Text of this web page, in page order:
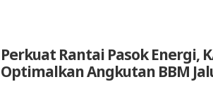
Perkuat Rantai Pasok Energi,
Optimalkan Angkutan BBM